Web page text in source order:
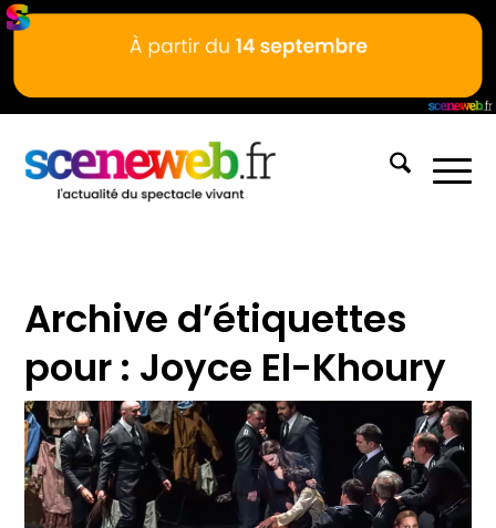
Archive d’étiquettes
pour : Joyce El-Khoury